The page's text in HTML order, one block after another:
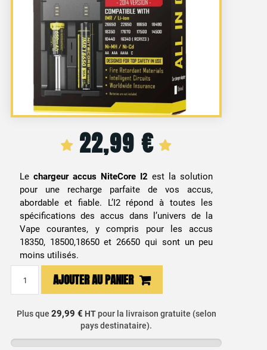
22,99 €
Le chargeur accus NiteCore I2 est la solution
pour une recharge parfaite de vos accus,
abordable et fiable. L’I2 répond à toutes les
spécifications des accus dans l’univers de la
Vape courantes, y compris pour les accus
18350, 18500,18650 et 26650 qui sont un peu
moins utilisés.
accus
I2
AJOUTER AU PANIER
Plus que 29,99 € HTpour la livraison gratuite (selon
pays destinataire).